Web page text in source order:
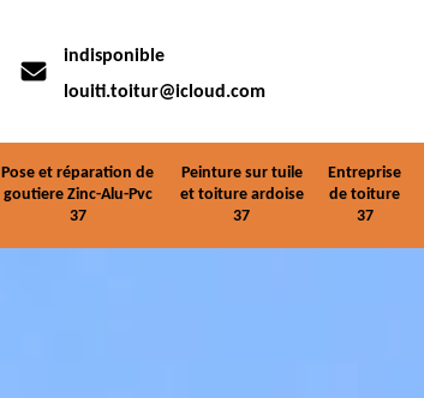
indisponible
louiti.toitur@icloud.com
Pose et réparation de
goutiere Zinc-Alu-Pvc
37
Peinture sur tuile
et toiture ardoise
37
Entreprise
de toiture
37